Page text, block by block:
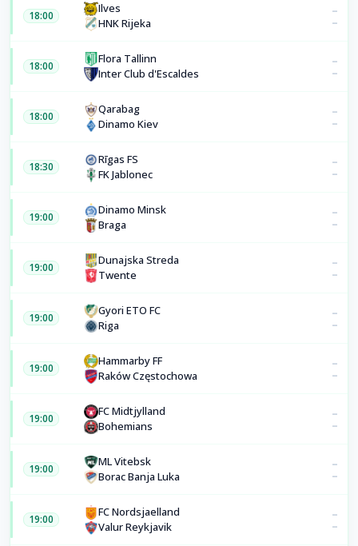
18:00
Ilves
HNK Rijeka
–
–
18:00
Flora Tallinn
Inter Club d'Escaldes
–
–
18:00
Qarabag
Dinamo Kiev
–
–
18:30
Rīgas FS
FK Jablonec
–
–
19:00
Dinamo Minsk
Braga
–
–
19:00
Dunajska Streda
Twente
–
–
19:00
Gyori ETO FC
Riga
–
–
19:00
Hammarby FF
Raków Częstochowa
–
–
19:00
FC Midtjylland
Bohemians
–
–
19:00
ML Vitebsk
Borac Banja Luka
–
–
19:00
FC Nordsjaelland
Valur Reykjavik
–
–